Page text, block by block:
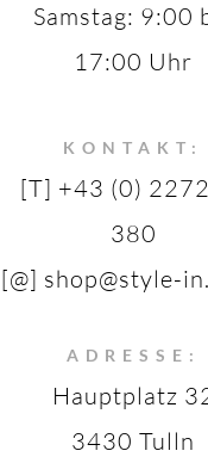
Samstag: 9:00
17:00 Uhr
KONTAKT:
[T] +43 (0)
380
[@] shop@style-
ADRESSE:
Hauptplatz
3430 Tulln